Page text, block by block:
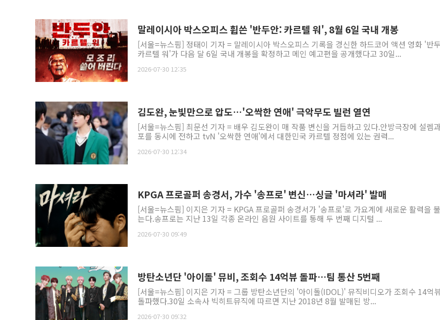
말레이시아 박스오피스 휩쓴 '반두안: 카르텔 워', 8월 6일 국내 개봉
[서울=뉴스핌] 정태이 기자 = 말레이시아 박스오피스 기록을 경신한 하드코어 액션 영화 '반
카르텔 워'가 다음 달 6일 국내 개봉을 확정하고 메인 예고편을 공개했다고 30일...
2026-07-30 12:35
김도완, 눈빛만으로 압도…'오싹한 연애' 극악무도 빌런 열연
[서울=뉴스핌] 최문선 기자 = 배우 김도완이 매 작품 변신을 거듭하고 있다.안방극장에 설렘
포를 동시에 전하고 tvN '오싹한 연애'에서 대한민국 카르텔 정점에 있는 권력...
2026-07-30 12:34
KPGA 프로골퍼 송경서, 가수 '송프로' 변신…싱글 '마셔라' 발매
[서울=뉴스핌] 이지은 기자 = KPGA 프로골퍼 송경서가 '송프로'로 가요계에 새로운 활력을
는다.송프로는 지난 13일 각종 온라인 음원 사이트를 통해 두 번째 디지털 ...
2026-07-30 09:49
방탄소년단 '아이돌' 뮤비, 조회수 14억뷰 돌파…팀 통산 5번째
[서울=뉴스핌] 이지은 기자 = 그룹 방탄소년단의 '아이돌(IDOL)' 뮤직비디오가 조회수 14억
돌파했다.30일 소속사 빅히트뮤직에 따르면 지난 2018년 8월 발매된 방...
2026-07-30 09:32